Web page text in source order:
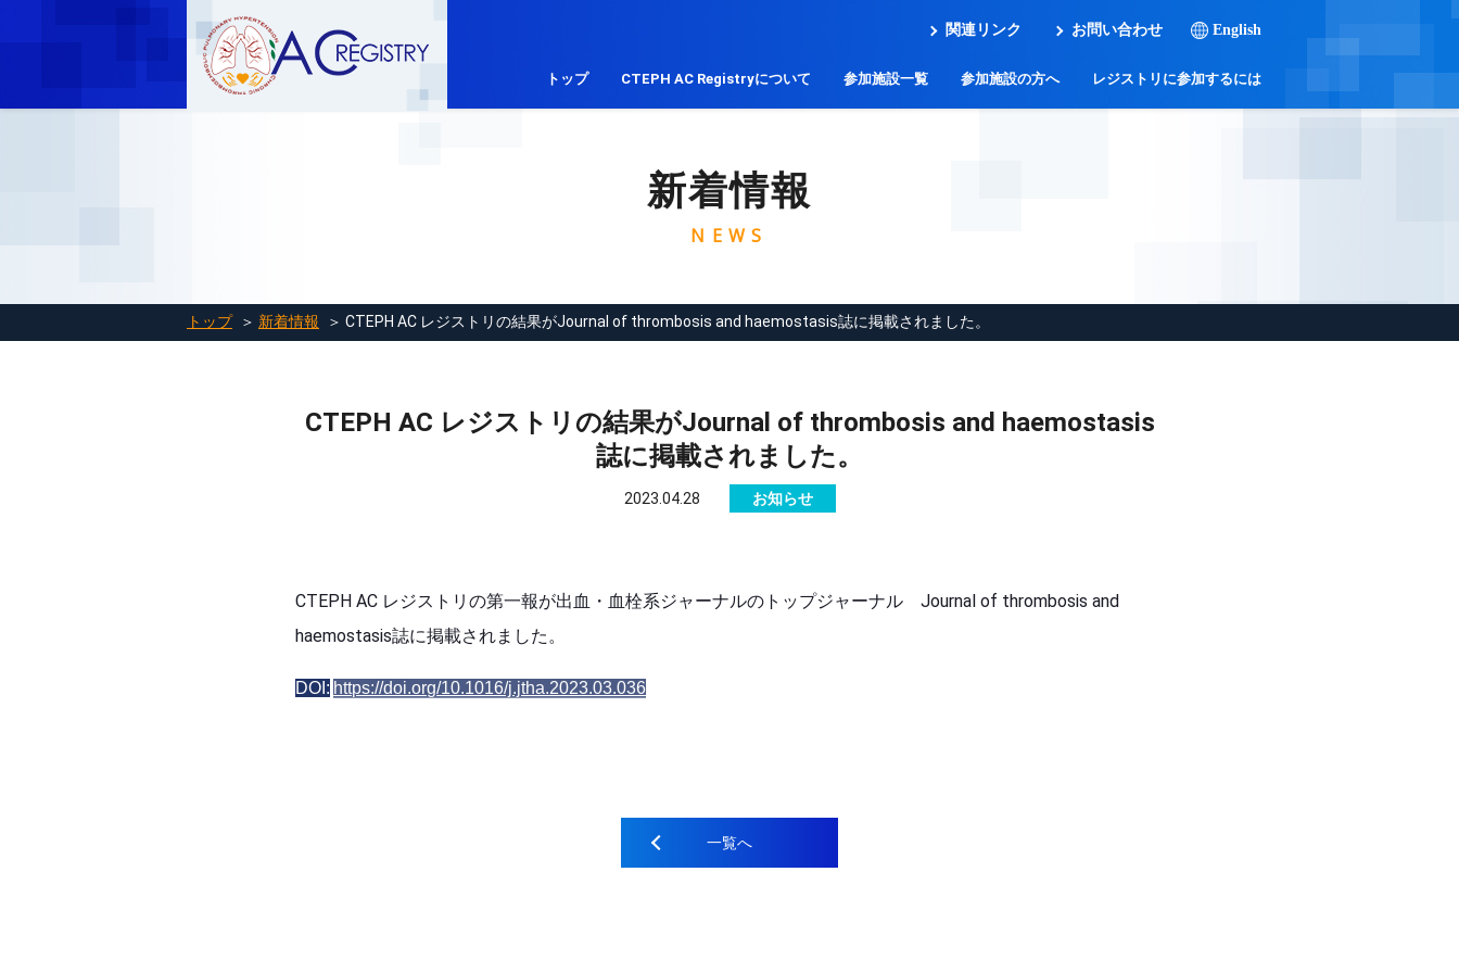
トップ CTEPH AC Registryについて 参加施設一覧 参加施設の方へ レジストリに参加するには
関連リンク お問い合わせ English
新着情報
NEWS
トップ ＞ 新着情報 ＞ CTEPH AC レジストリの結果がJournal of thrombosis and haemostasis誌に掲載されました。
CTEPH AC レジストリの結果がJournal of thrombosis and haemostasis
誌に掲載されました。
2023.04.28 お知らせ
CTEPH AC レジストリの第一報が出血・血栓系ジャーナルのトップジャーナル Journal of thrombosis and
haemostasis誌に掲載されました。
DOI: https://doi.org/10.1016/j.jtha.2023.03.036
一覧へ